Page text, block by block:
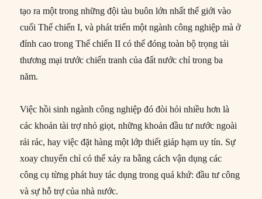
tạo ra một trong những đội tàu buôn lớn nhất thế giới vào
cuối Thế chiến I, và phát triển một ngành công nghiệp mà ở
đỉnh cao trong Thế chiến II có thể đóng toàn bộ trọng tải
thương mại trước chiến tranh của đất nước chỉ trong ba
năm.
Việc hồi sinh ngành công nghiệp đó đòi hỏi nhiều hơn là
các khoản tài trợ nhỏ giọt, những khoản đầu tư nước ngoài
rải rác, hay việc đặt hàng một lớp thiết giáp hạm uy tín. Sự
xoay chuyển chỉ có thể xảy ra bằng cách vận dụng các
công cụ từng phát huy tác dụng trong quá khứ: đầu tư công
và sự hỗ trợ của nhà nước.